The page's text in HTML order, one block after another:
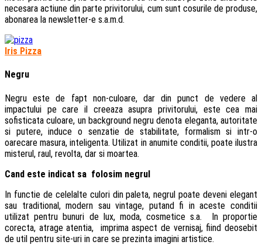
necesara actiune din parte privitorului, cum sunt cosurile de produse,
abonarea la newsletter-e s.a.m.d.
Iris Pizza
Negru
Negru este de fapt non-culoare, dar din punct de vedere al
impactului pe care il creeaza asupra privitorului, este cea mai
sofisticata culoare, un background negru denota eleganta, autoritate
si putere, induce o senzatie de stabilitate, formalism si intr-o
oarecare masura, inteligenta. Utilizat in anumite conditii, poate ilustra
misterul, raul, revolta, dar si moartea.
Cand este indicat sa folosim negrul
In functie de celelalte culori din paleta, negrul poate deveni elegant
sau traditional, modern sau vintage, putand fi in aceste conditii
utilizat pentru bunuri de lux, moda, cosmetice s.a. In proportie
corecta, atrage atentia, imprima aspect de vernisaj, fiind deosebit
de util pentru site-uri in care se prezinta imagini artistice.